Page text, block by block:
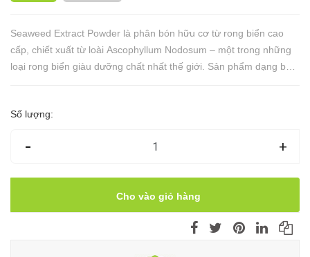
Seaweed Extract Powder là phân bón hữu cơ từ rong biển cao
cấp, chiết xuất từ loài Ascophyllum Nodosum – một trong những
loại rong biển giàu dưỡng chất nhất thế giới. Sản phẩm dạng bột
Số lượng:
- +
Cho vào giỏ hàng